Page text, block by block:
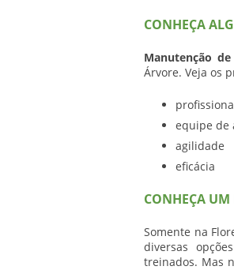
CONHEÇA
Manutenção
Árvore. Veja os
equipe de
agilidade
eficácia
CONHEÇA UM
Somente na
diversas
treinados. Mas